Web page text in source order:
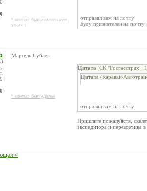
* контакт был изменен или
удален
отправил вам на почту
Буду признателен на
Марсель Субаев
* контакт был удален
Цитата (СК "Росгосстрах",
Цитата (Караван-
отправил вам на почту
Пришлите пожалуйста,
экспедитора и перевозчика
»